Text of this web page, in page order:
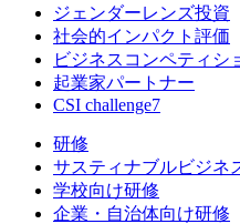
ジェンダーレンズ投資
社会的インパクト評価
ビジネスコンペティシ
起業家パートナー
CSI challenge7
研修
サスティナブルビジネ
学校向け研修
企業・自治体向け研修